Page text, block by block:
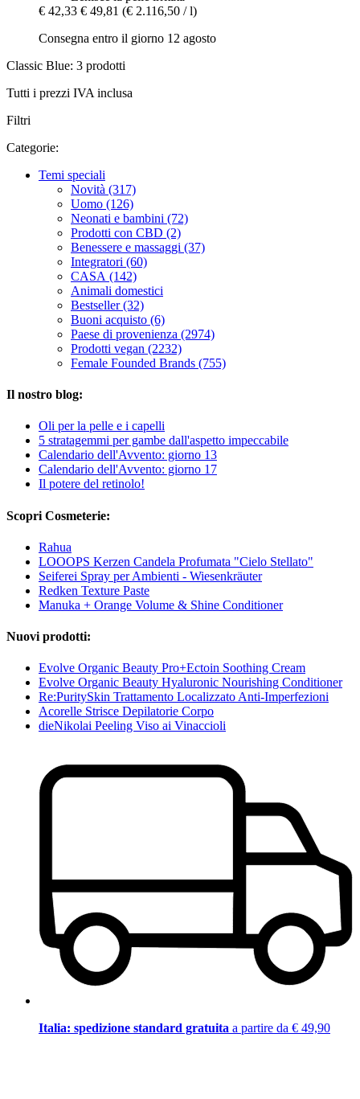
€ 42,33 € 49,81 (€ 2.116,50 / l)
Consegna entro il giorno 12 agosto
Classic Blue: 3 prodotti
Tutti i prezzi IVA inclusa
Filtri
Categorie:
Temi speciali
Novità (317)
Uomo (126)
Neonati e bambini (72)
Prodotti con CBD (2)
Benessere e massaggi (37)
Integratori (60)
CASA (142)
Animali domestici
Bestseller (32)
Buoni acquisto (6)
Paese di provenienza (2974)
Prodotti vegan (2232)
Female Founded Brands (755)
Il nostro blog:
Oli per la pelle e i capelli
5 stratagemmi per gambe dall'aspetto impeccabile
Calendario dell'Avvento: giorno 13
Calendario dell'Avvento: giorno 17
Il potere del retinolo!
Scopri Cosmeterie:
Rahua
LOOOPS Kerzen Candela Profumata "Cielo Stellato"
Seiferei Spray per Ambienti - Wiesenkräuter
Redken Texture Paste
Manuka + Orange Volume & Shine Conditioner
Nuovi prodotti:
Evolve Organic Beauty Pro+Ectoin Soothing Cream
Evolve Organic Beauty Hyaluronic Nourishing Conditioner
Re:PuritySkin Trattamento Localizzato Anti-Imperfezioni
Acorelle Strisce Depilatorie Corpo
dieNikolai Peeling Viso ai Vinaccioli
Italia: spedizione standard gratuita a partire da € 49,90